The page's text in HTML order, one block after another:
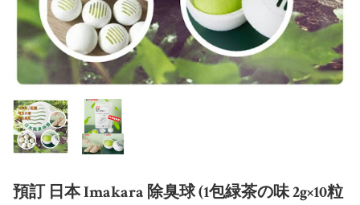
預訂 日本 Imakara 除臭球 (1包緑茶の味 2g×10粒